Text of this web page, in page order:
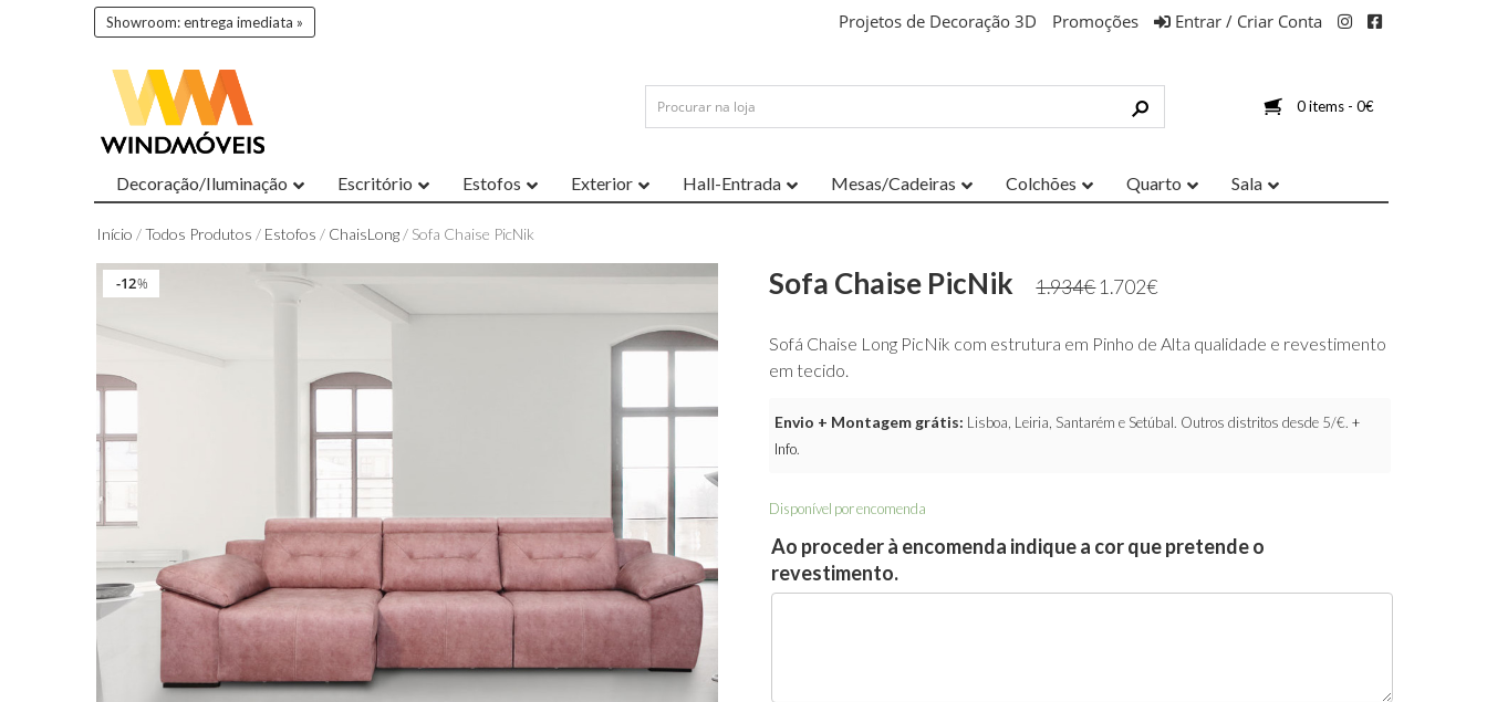
Showroom: entrega imediata » Projetos de Decoração 3D Promoções Entrar / Criar Conta
0 items - 0€
Decoração/Iluminação Escritório Estofos Exterior Hall-Entrada Mesas/Cadeiras Colchões Quarto Sala
Início /Todos Produtos / Estofos / ChaisLong/ Sofa Chaise PicNik
%
12%
12 Sofa Chaise PicNik 1.934€ 1.702€
Sofá Chaise Long PicNik com estrutura em Pinho de Alta qualidade e revestimento
em tecido.
Envio + Montagem grátis: Lisboa, Leiria, Santarém e Setúbal. Outros distritos desde 5/€.+
Info.
Disponível por encomenda
Ao proceder à encomenda indique a cor que pretende o
revestimento.